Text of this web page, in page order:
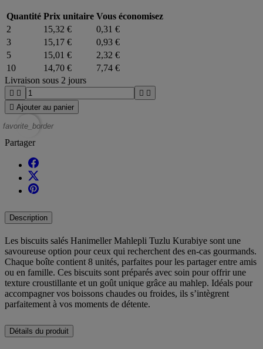
Quantité Prix unitaire Vous économisez
2
15,32 €
0,31 €
3
15,17 €
0,93 €
5
15,01 €
2,32 €
10
14,70 €
7,74 €
Livraison sous 2 jours
   
 Ajouter au panier
favorite_border
Partager
Description
Les biscuits salés Hanimeller Mahlepli Tuzlu Kurabiye sont une
savoureuse option pour ceux qui recherchent des en-cas gourmands.
Chaque boîte contient 8 unités, parfaites pour les partager entre amis
ou en famille. Ces biscuits sont préparés avec soin pour offrir une
texture croustillante et un goût unique grâce au mahlep. Idéals pour
accompagner vos boissons chaudes ou froides, ils s’intègrent
parfaitement à vos moments de détente.
Détails du produit